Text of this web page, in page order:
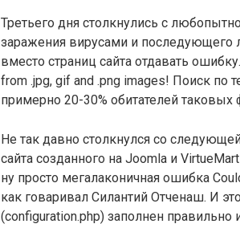
Третьего дня столкнулись с
заражения вирусами и последующего
вместо страниц сайта отдавать
from .jpg, gif and .png images! Поиск по
примерно 20-30% обитателей
Не так давно столкнулся со
сайта созданного на Joomla и
ну просто мегалаконичная ошибка
как говаривал Силантий Отченаш. И
(configuration.php) заполнен